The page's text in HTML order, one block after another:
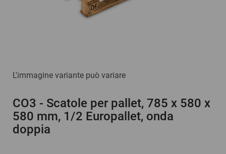
L'immagine variante può variare
CO3 - Scatole per pallet, 785 x 580 x
580 mm, 1/2 Europallet, onda
doppia